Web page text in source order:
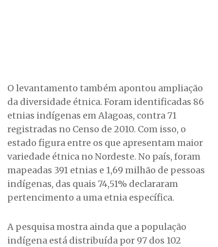
O levantamento também apontou ampliação
da diversidade étnica. Foram identificadas 86
etnias indígenas em Alagoas, contra 71
registradas no Censo de 2010. Com isso, o
estado figura entre os que apresentam maior
variedade étnica no Nordeste. No país, foram
mapeadas 391 etnias e 1,69 milhão de pessoas
indígenas, das quais 74,51% declararam
pertencimento a uma etnia específica.
A pesquisa mostra ainda que a população
indígena está distribuída por 97 dos 102